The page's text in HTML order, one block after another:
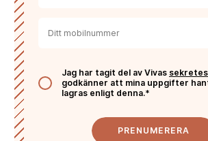
Jag har tagit del av Vivas
godkänner att mina uppgifter
lagras enligt denna.*
PRENUMERERA